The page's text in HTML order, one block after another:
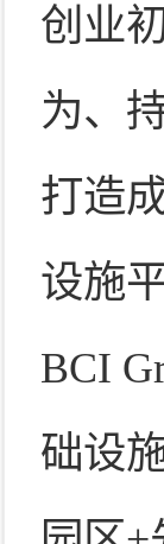
创业
为、
打造
设施
BCI
础设